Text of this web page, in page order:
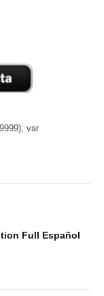
var
Full Español